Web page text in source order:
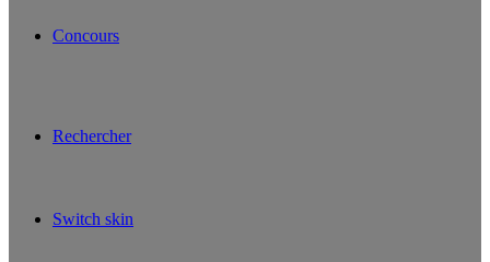
Concours
Rechercher
Switch skin